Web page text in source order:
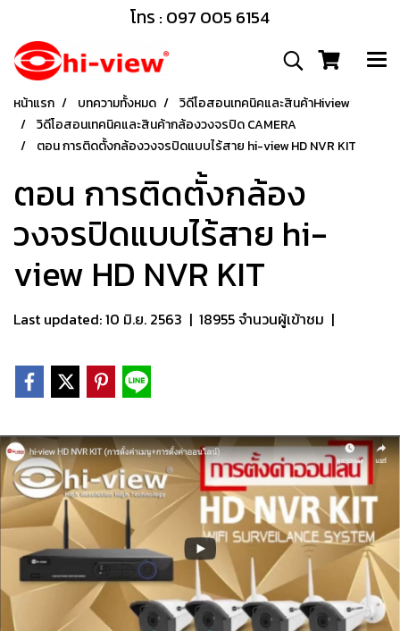
โทร : 097 005 6154
หน้าแรก บทความทั้งหมด
วิดีโอสอนเทคนิคและสินค้าHiview
วิดีโอสอนเทคนิคและสินค้ากล้องวงจรปิด CAMERA
ตอน การติดตั้งกล้องวงจรปิดแบบไร้สาย hi-view HD NVR KIT
ตอน การติดตั้งกล้อง
วงจรปิดแบบไร้สาย hi-
view HD NVR KIT
Last updated: 10 มิ.ย. 2563 | 18955 จำนวนผู้เข้าชม |